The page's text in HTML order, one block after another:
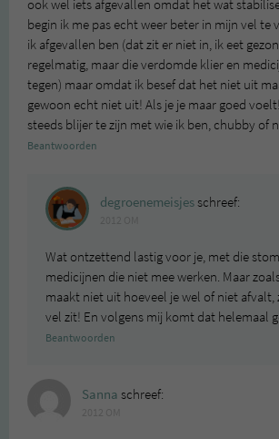
ook wel iets afgevallen omdat het wat
begin ik me pas echt weer beter in mijn vel te
ik afgevallen ben (dat zit er niet in, ik eet
regelmatig, maar die verdomde klier en
tegen) maar omdat ik besef dat het niet uit
gewoon echt niet uit! Als je je maar goed
steeds blijer te zijn met wie ik ben, chubby of
Beantwoorden
degroenemeisjesschreef:
Wat ontzettend lastig voor je, met die
medicijnen die niet mee werken. Maar
maakt niet uit hoeveel je wel of niet afvalt,
vel zit! En volgens mij komt dat helemaal
Beantwoorden
Sanna schreef: